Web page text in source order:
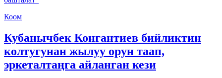
Коом
Кубанычбек Конгантиев бийликтин
колтугунан жылуу орун таап,
эркеталтаңга айланган кези